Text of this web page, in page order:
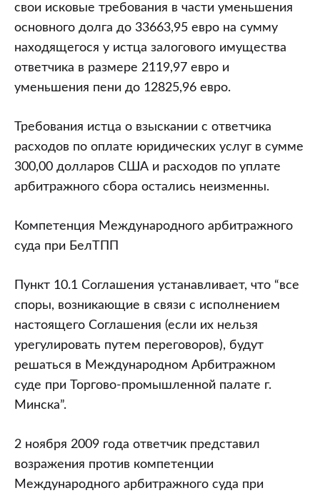
свои исковые требования в части уменьшения
основного долга до 33663,95 евро на сумму
находящегося у истца залогового имущества
ответчика в размере 2119,97 евро и
уменьшения пени до 12825,96 евро.
Требования истца о взыскании с ответчика
расходов по оплате юридических услуг в сумме
300,00 долларов США и расходов по уплате
арбитражного сбора остались неизменны.
Компетенция Международного арбитражного
суда при БелТПП
Пункт 10.1 Соглашения устанавливает, что “все
споры, возникающие в связи с исполнением
настоящего Соглашения (если их нельзя
урегулировать путем переговоров), будут
решаться в Международном Арбитражном
суде при Торгово-промышленной палате г.
Минска”.
2 ноября 2009 года ответчик представил
возражения против компетенции
Международного арбитражного суда при